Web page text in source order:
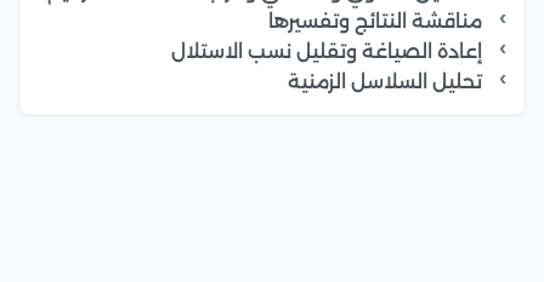
مناقشة النتائج وتفسيرها
إعادة الصياغة وتقليل نسب الاستلال
تحليل السلاسل الزمنية